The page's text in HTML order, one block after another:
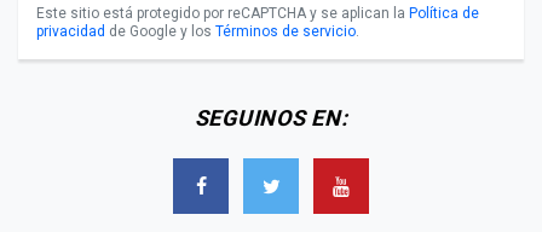
Este sitio está protegido por reCAPTCHA y se aplican la Política de
privacidad de Google y los Términos de servicio.
SEGUINOS EN: